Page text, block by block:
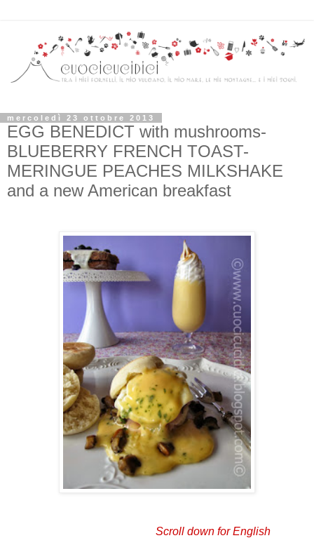
mercoledì 23 ottobre 2013
EGG BENEDICT with mushrooms-
BLUEBERRY FRENCH TOAST-
MERINGUE PEACHES MILKSHAKE
and a new American breakfast
Scroll down for English